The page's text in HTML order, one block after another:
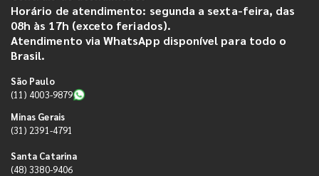
Horário de atendimento: segunda a sexta-feira, das
08h às 17h (exceto feriados).
Atendimento via WhatsApp disponível para todo o
Brasil.
São Paulo
(11) 4003-9879
Minas Gerais
(31) 2391-4791
Santa Catarina
(48) 3380-9406